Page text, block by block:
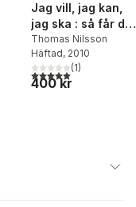
Jag vill, jag kan,
jag ska : så får du
nytt fantastiskt
självförtroende
Thomas Nilsson
Häftad, 2010
5,0utav 5 stjärnor.
(1)
400 kr